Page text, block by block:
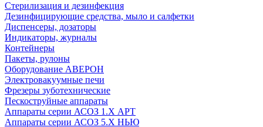
Стерилизация и дезинфекция
Дезинфицирующие средства, мыло и салфетки
Диспенсеры, дозаторы
Индикаторы, журналы
Контейнеры
Пакеты, рулоны
Оборудование АВЕРОН
Электровакуумные печи
Фрезеры зуботехнические
Пескоструйные аппараты
Аппараты серии АСОЗ 1.Х АРТ
Аппараты серии АСОЗ 5.Х НЬЮ